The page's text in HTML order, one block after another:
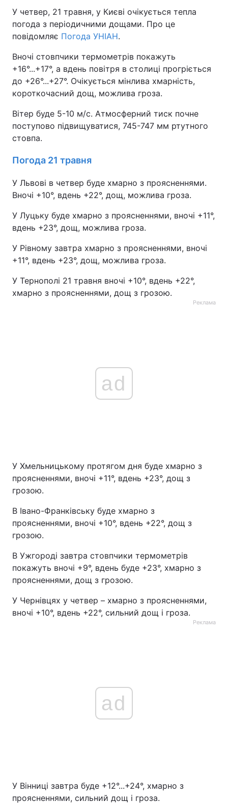
У четвер, 21 травня, у Києві очікується тепла
погода з періодичними дощами. Про це
повідомляє Погода УНІАН.
Вночі стовпчики термометрів покажуть
+16°...+17°, а вдень повітря в столиці прогріється
до +26°...+27°. Очікується мінлива хмарність,
короткочасний дощ, можлива гроза.
Вітер буде 5-10 м/с. Атмосферний тиск почне
поступово підвищуватися, 745-747 мм ртутного
стовпа.
Погода 21 травня
У Львові в четвер буде хмарно з проясненнями.
Вночі +10°, вдень +22°, дощ, можлива гроза.
У Луцьку буде хмарно з проясненнями, вночі +11°,
вдень +23°, дощ, можлива гроза.
У Рівному завтра хмарно з проясненнями, вночі
+11°, вдень +23°, дощ, можлива гроза.
У Тернополі 21 травня вночі +10°, вдень +22°,
хмарно з проясненнями, дощ з грозою.
Реклама
ad
У Хмельницькому протягом дня буде хмарно з
проясненнями, вночі +11°, вдень +23°, дощ з
грозою.
В Івано-Франківську буде хмарно з
проясненнями, вночі +10°, вдень +22°, дощ з
грозою.
В Ужгороді завтра стовпчики термометрів
покажуть вночі +9°, вдень буде +23°, хмарно з
проясненнями, дощ з грозою.
У Чернівцях у четвер – хмарно з проясненнями,
вночі +10°, вдень +22°, сильний дощ і гроза.
Реклама
ad
У Вінниці завтра буде +12°...+24°, хмарно з
проясненнями, сильний дощ і гроза.